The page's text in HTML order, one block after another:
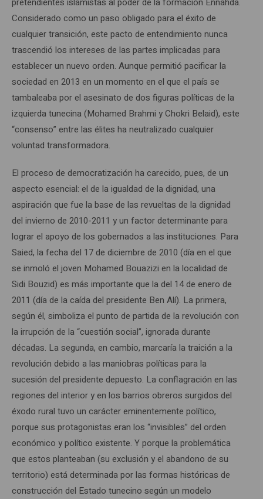
Considerado como un paso obligado para el éxito de
cualquier transición, este pacto de entendimiento nunca
trascendió los intereses de las partes implicadas para
establecer un nuevo orden. Aunque permitió pacificar la
sociedad en 2013 en un momento en el que el país se
tambaleaba por el asesinato de dos figuras políticas de la
izquierda tunecina (Mohamed Brahmi y Chokri Belaid), este
“consenso” entre las élites ha neutralizado cualquier
voluntad transformadora.
El proceso de democratización ha carecido, pues, de un
aspecto esencial: el de la igualdad de la dignidad, una
aspiración que fue la base de las revueltas de la dignidad
del invierno de 2010-2011 y un factor determinante para
lograr el apoyo de los gobernados a las instituciones. Para
Saied, la fecha del 17 de diciembre de 2010 (día en el que
se inmoló el joven Mohamed Bouazizi en la localidad de
Sidi Bouzid) es más importante que la del 14 de enero de
2011 (día de la caída del presidente Ben Alí). La primera,
según él, simboliza el punto de partida de la revolución con
la irrupción de la “cuestión social”, ignorada durante
décadas. La segunda, en cambio, marcaría la traición a la
revolución debido a las maniobras políticas para la
sucesión del presidente depuesto. La conflagración en las
regiones del interior y en los barrios obreros surgidos del
éxodo rural tuvo un carácter eminentemente político,
porque sus protagonistas eran los “invisibles” del orden
económico y político existente. Y porque la problemática
que estos planteaban (su exclusión y el abandono de su
territorio) está determinada por las formas históricas de
construcción del Estado tunecino según un modelo